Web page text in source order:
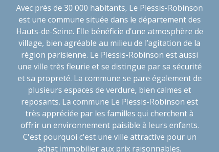
Avec près de 30 000 habitants, Le Plessis-Robinson
est une commune située dans le département des
Hauts-de-Seine. Elle bénéficie d’une atmosphère de
village, bien agréable au milieu de l’agitation de la
région parisienne. Le Plessis-Robinson est aussi
une ville très fleurie et se distingue par sa sécurité
et sa propreté. La commune se pare également de
plusieurs espaces de verdure, bien calmes et
reposants. La commune Le Plessis-Robinson est
très appréciée par les familles qui cherchent à
offrir un environnement paisible à leurs enfants.
C'est pourquoi c'est une ville attractive pour un
achat immobilier aux prix raisonnables.